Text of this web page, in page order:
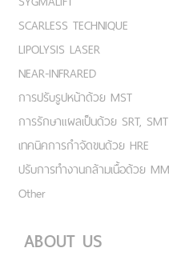
HIFU
SYGMALIFT
SCARLESS TECHNIQUE
LIPOLYSIS LASER
NEAR-INFRARED
การปรับรูปหน้าด้วย MST
การรักษาแผลเป็นด้วย SRT, SMT
เทคนิคการกำจัดขนด้วย HRE
Other